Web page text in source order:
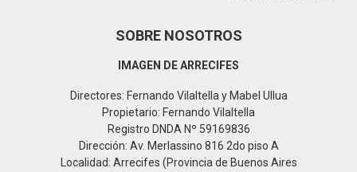
SOBRE NOSOTROS
IMAGEN DE ARRECIFES
Directores: Fernando Vilaltella y Mabel Ullua
Propietario: Fernando Vilaltella
Registro DNDA Nº 59169836
Dirección: Av. Merlassino 816 2do piso A
Localidad: Arrecifes (Provincia de Buenos Aires